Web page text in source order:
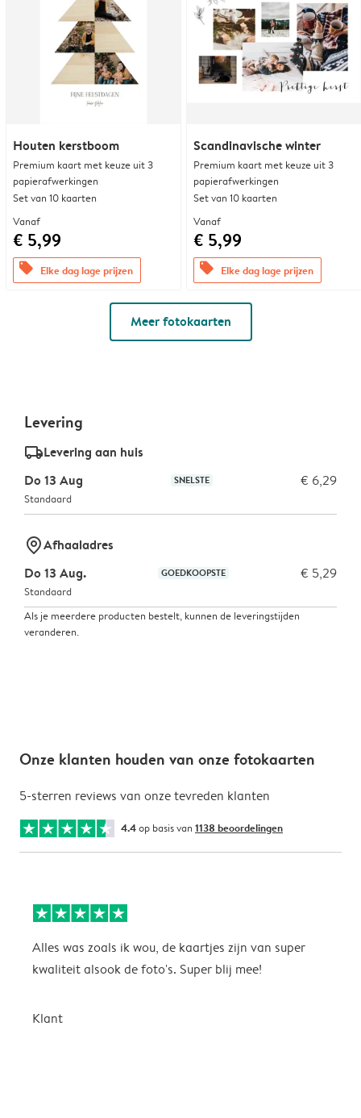
Houten kerstboom
Premium kaart met keuze uit 3
papierafwerkingen
Set van 10 kaarten
Vanaf
€ 5,99
offers Elke dag lage prijzen
Scandinavische winter
Premium kaart met keuze uit 3
papierafwerkingen
Set van 10 kaarten
Vanaf
€ 5,99
offers Elke dag lage prijzen
Meer fotokaarten
Levering
delivery_standard_v2Levering aan huis
Do 13 Aug
SNELSTE € 6,29
Standaard
marker-pinAfhaaladres
Do 13 Aug.
GOEDKOOPSTE € 5,29
Standaard
Als je meerdere producten bestelt, kunnen de leveringstijden
veranderen.
Onze klanten houden van onze fotokaarten
5-sterren reviews van onze tevreden klanten
4.4op basis van 1138 beoordelingen
Alles was zoals ik wou, de kaartjes zijn van super
kwaliteit alsook de foto's. Super blij mee!
Klant